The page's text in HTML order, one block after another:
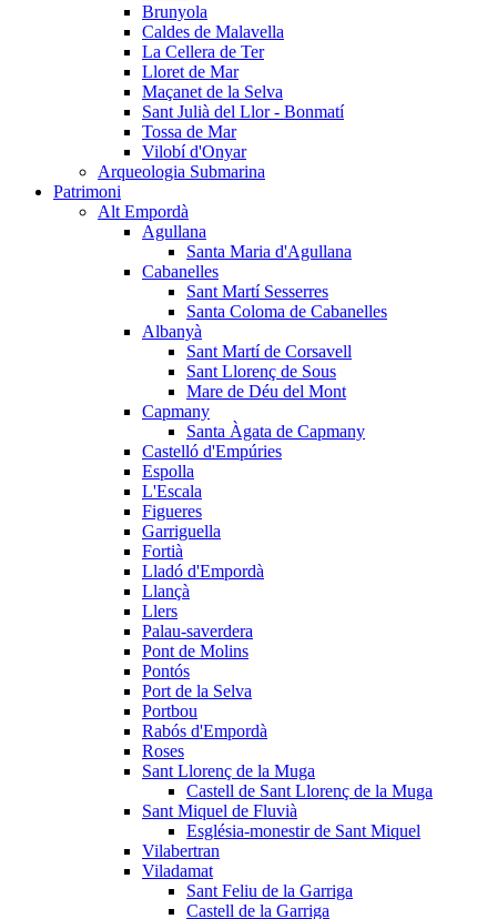
Brunyola
Caldes de Malavella
La Cellera de Ter
Lloret de Mar
Maçanet de la Selva
Sant Julià del Llor - Bonmatí
Tossa de Mar
Vilobí d'Onyar
Arqueologia Submarina
Patrimoni
Alt Empordà
Agullana
Santa Maria d'Agullana
Cabanelles
Sant Martí Sesserres
Santa Coloma de Cabanelles
Albanyà
Sant Martí de Corsavell
Sant Llorenç de Sous
Mare de Déu del Mont
Capmany
Santa Àgata de Capmany
Castelló d'Empúries
Espolla
L'Escala
Figueres
Garriguella
Fortià
Lladó d'Empordà
Llançà
Llers
Palau-saverdera
Pont de Molins
Pontós
Port de la Selva
Portbou
Rabós d'Empordà
Roses
Sant Llorenç de la Muga
Castell de Sant Llorenç de la Muga
Sant Miquel de Fluvià
Església-monestir de Sant Miquel
Vilabertran
Viladamat
Sant Feliu de la Garriga
Castell de la Garriga